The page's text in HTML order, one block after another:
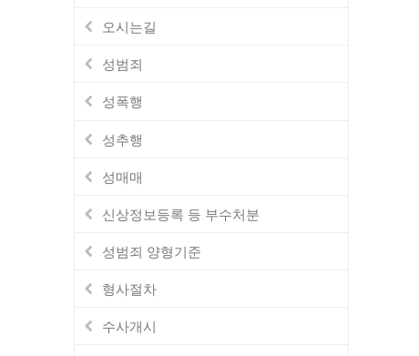
오시는길
성범죄
성폭행
성추행
성매매
신상정보등록 등 부수처분
성범죄 양형기준
형사절차
수사개시